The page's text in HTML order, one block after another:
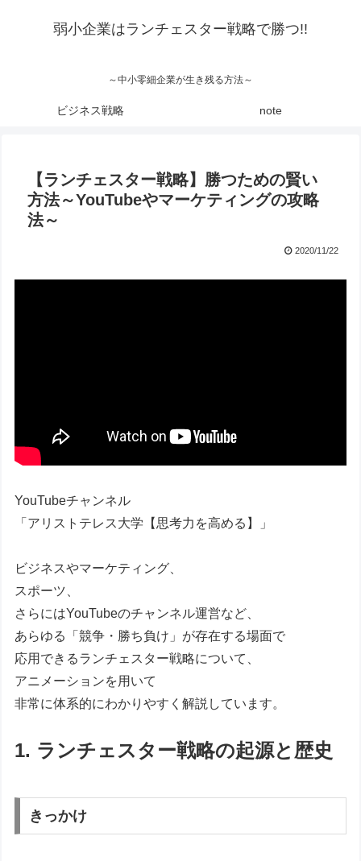
弱小企業はランチェスター戦略で勝つ!!
～中小零細企業が生き残る方法～
ビジネス戦略 note
【ランチェスター戦略】勝つための賢い
方法～YouTubeやマーケティングの攻略
法～
2020/11/22
YouTubeチャンネル
「アリストテレス大学【思考力を高める】」
ビジネスやマーケティング、
スポーツ、
さらにはYouTubeのチャンネル運営など、
あらゆる「競争・勝ち負け」が存在する場面で
応用できるランチェスター戦略について、
アニメーションを用いて
非常に体系的にわかりやすく解説しています。
1. ランチェスター戦略の起源と歴史
きっかけ